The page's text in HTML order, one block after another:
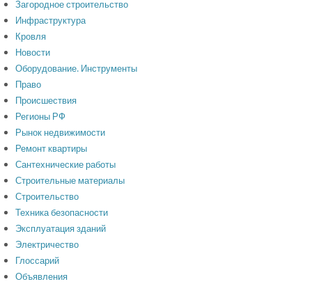
Загородное строительство
Инфраструктура
Кровля
Новости
Оборудование. Инструменты
Право
Происшествия
Регионы РФ
Рынок недвижимости
Ремонт квартиры
Сантехнические работы
Строительные материалы
Строительство
Техника безопасности
Эксплуатация зданий
Электричество
Глоссарий
Объявления